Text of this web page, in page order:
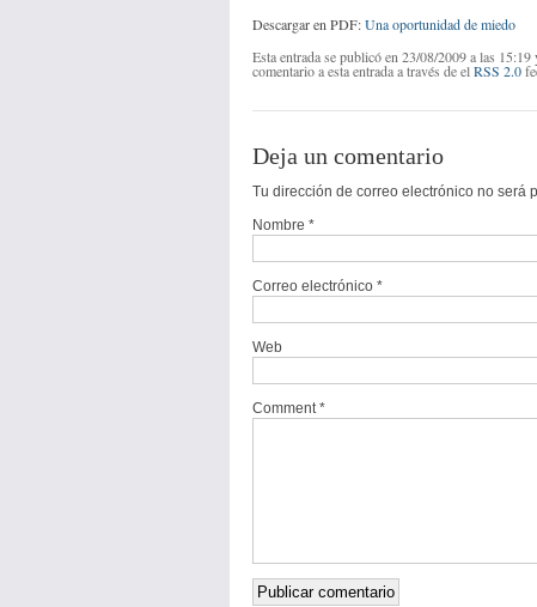
Descargar en PDF:Una oportunidad de miedo
Esta entrada se publicó en 23/08/2009 a las
comentario a esta entrada a través de elRSS 2.0
Deja un comentario
Tu dirección de correo electrónico no
Nombre *
Correo electrónico *
Web
Comment *